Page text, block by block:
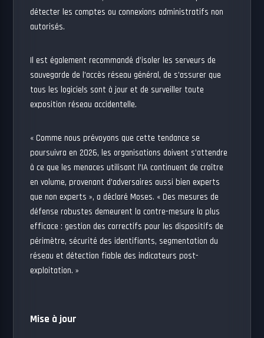
détecter les comptes ou connexions administratifs non
autorisés.
Il est également recommandé d’isoler les serveurs de
sauvegarde de l’accès réseau général, de s’assurer que
tous les logiciels sont à jour et de surveiller toute
exposition réseau accidentelle.
« Comme nous prévoyons que cette tendance se
poursuivra en 2026, les organisations doivent s’attendre
à ce que les menaces utilisant l’IA continuent de croître
en volume, provenant d’adversaires aussi bien experts
que non experts », a déclaré Moses. « Des mesures de
défense robustes demeurent la contre-mesure la plus
efficace : gestion des correctifs pour les dispositifs de
périmètre, sécurité des identifiants, segmentation du
réseau et détection fiable des indicateurs post-
exploitation. »
Mise à jour